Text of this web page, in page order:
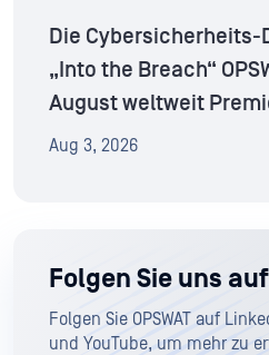
Die
„Into the Breach“
August weltweit
Aug 3, 2026
Folgen Sie uns
Folgen Sie OPSWAT auf
und YouTube, um mehr zu